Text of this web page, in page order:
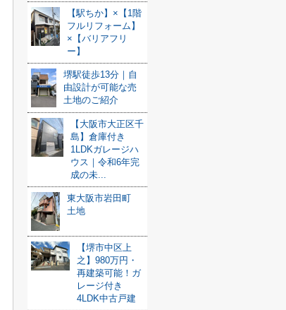
【駅ちか】×【1階
フルリフォーム】
×【バリアフリ
ー】
堺駅徒歩13分｜自
由設計が可能な売
土地のご紹介
【大阪市大正区千
島】倉庫付き
1LDKガレージハ
ウス｜令和6年完
成の未...
東大阪市岩田町
土地
【堺市中区上
之】980万円・
再建築可能！ガ
レージ付き
4LDK中古戸建